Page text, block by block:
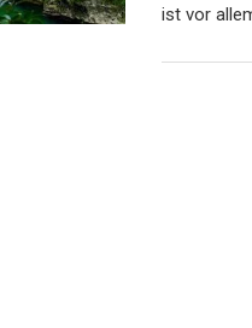
ist vor